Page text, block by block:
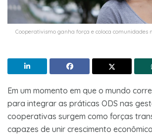
Cooperativismo ganha força e coloca comunidades
Em um momento em que o mundo
para integrar as práticas ODS nas
cooperativas surgem como forças
capazes de unir crescimento